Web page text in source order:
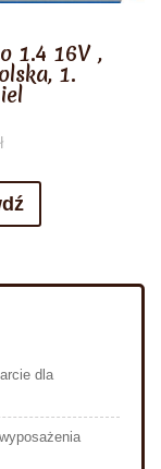
1.4 16V ,
1.
dla